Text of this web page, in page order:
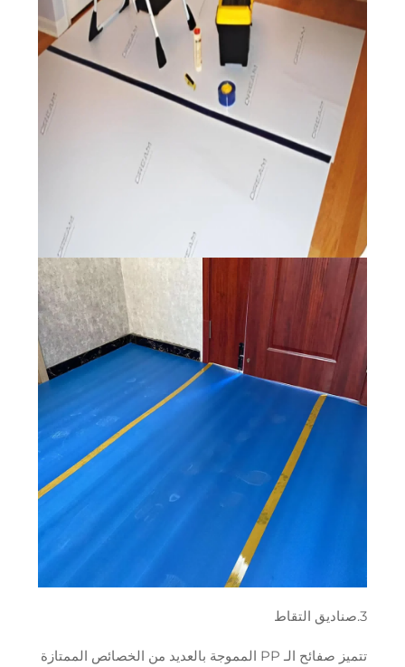
3.صناديق التقاط
تتميز صفائح الـ PP المموجة بالعديد من الخصائص الممتازة